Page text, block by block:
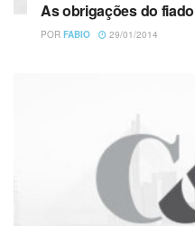
As obrigações do
POR FABIO 29/01/2014